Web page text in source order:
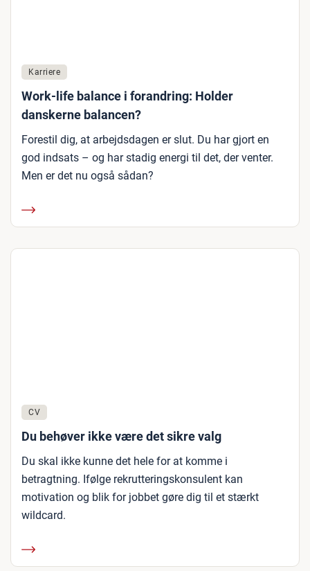
Karriere
Work-life balance i forandring: Holder
danskerne balancen?
Forestil dig, at arbejdsdagen er slut. Du har gjort en
god indsats – og har stadig energi til det, der venter.
Men er det nu også sådan?
CV
Du behøver ikke være det sikre valg
Du skal ikke kunne det hele for at komme i
betragtning. Ifølge rekrutteringskonsulent kan
motivation og blik for jobbet gøre dig til et stærkt
wildcard.